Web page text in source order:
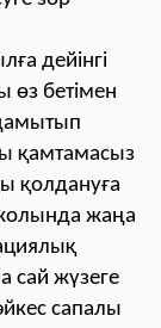
дейінгі
өз бетімен
қамтамасыз
қолдануға
жаңа
сай жүзеге
сапалы